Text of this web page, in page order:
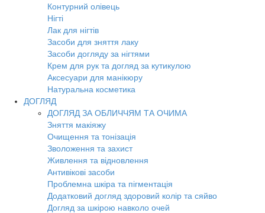
Контурний олівець
Нігті
Лак для нігтів
Засоби для зняття лаку
Засоби догляду за нігтями
Крем для рук та догляд за кутикулою
Аксесуари для манікюру
Натуральна косметика
ДОГЛЯД
ДОГЛЯД ЗА ОБЛИЧЧЯМ ТА ОЧИМА
Зняття макіяжу
Очищення та тонізація
Зволоження та захист
Живлення та відновлення
Антивікові засоби
Проблемна шкіра та пігментація
Додатковий догляд здоровий колір та сяйво
Догляд за шкірою навколо очей